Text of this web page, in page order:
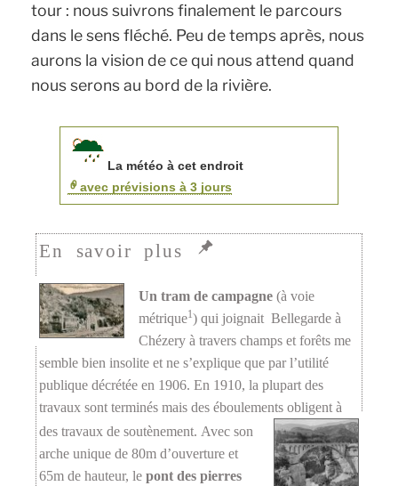
tour : nous suivrons finalement le parcours
dans le sens fléché. Peu de temps après, nous
aurons la vision de ce qui nous attend quand
nous serons au bord de la rivière.
La météo à cet endroit
avec prévisions à 3 jours
Un tram de campagne (à voie
métrique1) qui joignait Bellegarde à
Chézery à travers champs et forêts me
semble bien insolite et ne s’explique que par l’utilité
publique décrétée en 1906. En 1910, la plupart des
travaux sont terminés mais des éboulements obligent à
des travaux de soutènement. Avec son
arche unique de 80m d’ouverture et
65m de hauteur, lepont des pierres